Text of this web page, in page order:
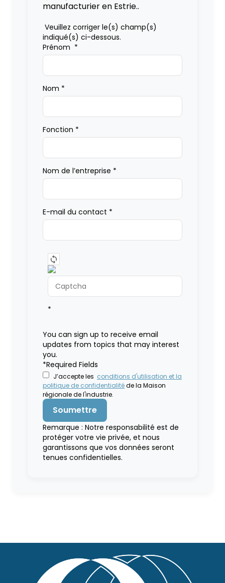
manufacturier en Estrie..
Veuillez corriger le(s) champ(s)
indiqué(s) ci-dessous.
Prénom *
Nom *
Fonction *
Nom de l’entreprise *
E-mail du contact *
*
You can sign up to receive email
updates from topics that may interest
you.
*Required Fields
J’accepte les conditions d'utilisation et la
politique de confidentialitéde la Maison
régionale de l'industrie.
Remarque : Notre responsabilité est de
protéger votre vie privée, et nous
garantissons que vos données seront
tenues confidentielles.